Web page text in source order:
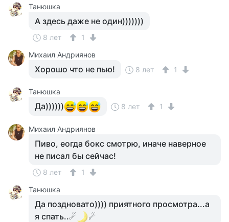
Танюшка
А здесь даже не один)))))))
8 лет
1
Михаил Андриянов
Хорошо что не пью! 8 лет 1
Танюшка
Да)))))) 8 лет 1
Михаил Андриянов
Пиво, еогда бокс смотрю, иначе наверное
не писал бы сейчас!
8 лет
1
Танюшка
Да поздновато)))) приятного просмотра...а
я спать..☄
☄